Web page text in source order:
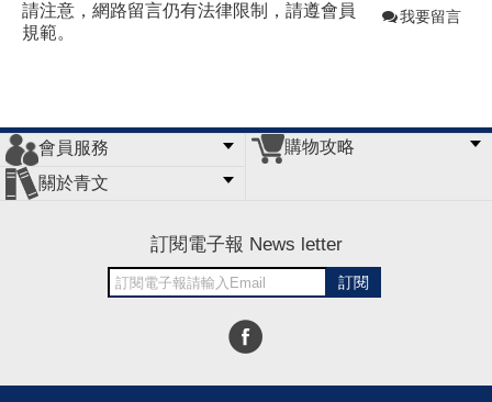
請注意，網路留言仍有法律限制，請遵會員
規範。
我要留言
會員服務
會員辦法
客服信箱
隱私條款
網站導覽
購物攻略
關於青文
訂閱電子報 News letter
訂閱